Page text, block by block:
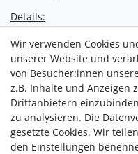
Details:
Formschöner Engel
Mit stabilem
Inklusive
Anschluss über
Jedes Stück ein
Lichtobjekt mit
hochwertig und
Wir verwenden Cookies
unserer Website und
von Besucher:innen
z.B. Inhalte und Anzeigen
Drittanbietern
zu analysieren. Die
gesetzte Cookies. Wir
den Einstellungen